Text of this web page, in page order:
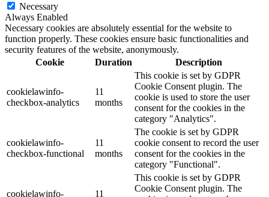
Necessary
Always Enabled
Necessary cookies are absolutely essential for the website to
function properly. These cookies ensure basic functionalities and
security features of the website, anonymously.
Cookie
Duration Description
cookielawinfo-
checkbox-analytics
11
months
This cookie is set by GDPR
Cookie Consent plugin. The
cookie is used to store the user
consent for the cookies in the
category "Analytics".
cookielawinfo-
checkbox-functional
11
months
The cookie is set by GDPR
cookie consent to record the user
consent for the cookies in the
category "Functional".
cookielawinfo-
11
This cookie is set by GDPR
Cookie Consent plugin. The